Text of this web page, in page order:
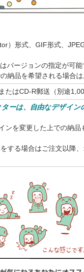
）形式、GIF形式、
バージョンの指定が可能
納品を希望される場合
たはCD-R郵送（別途
ーは、自由なデザイン
ンを変更した上での納
する場合はご注文以降